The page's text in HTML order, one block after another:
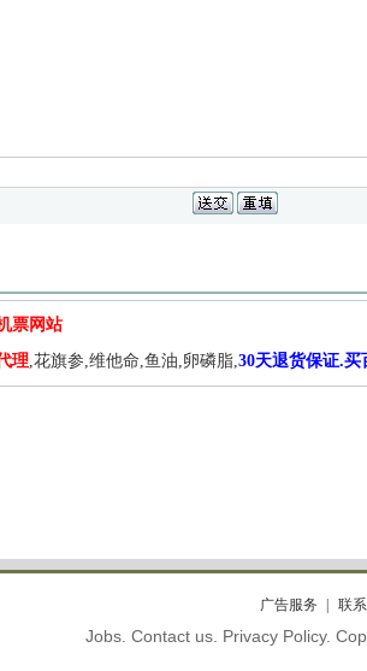
票网站
理,花旗参,维他命,鱼油,卵磷脂,30天退货保证.买
广告服务 联
Jobs. Contact us. Privacy Policy.